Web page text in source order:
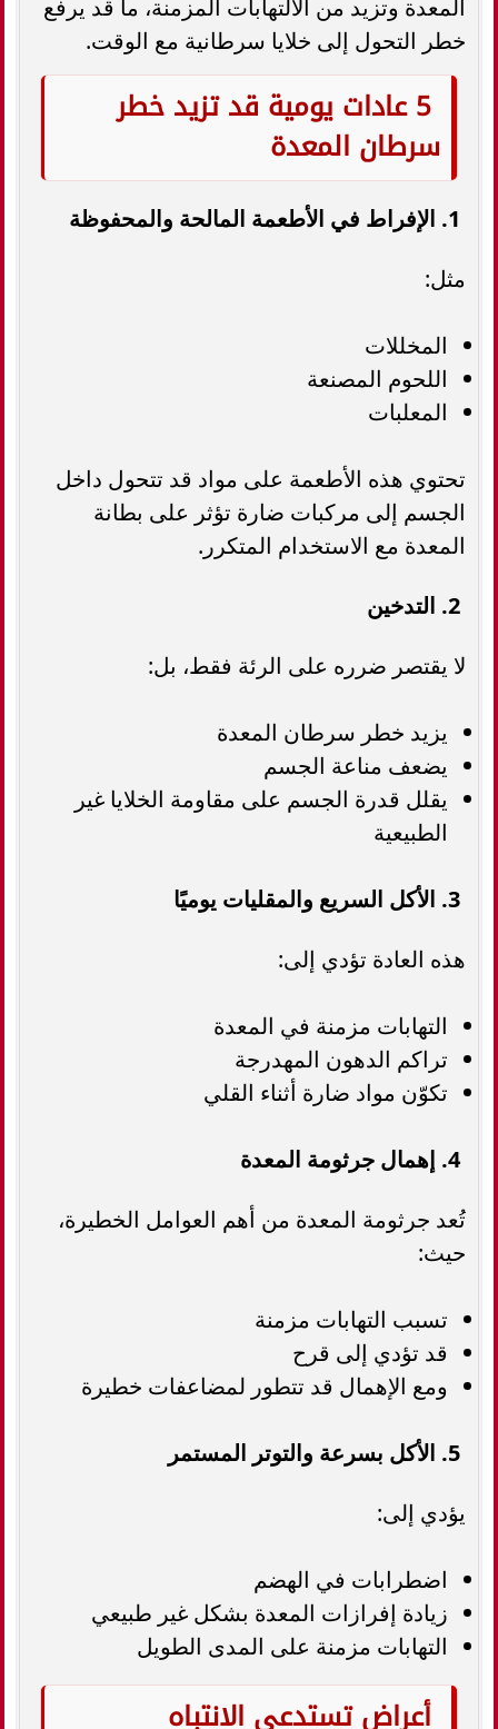
المعدة وتزيد من الالتهابات المزمنة، ما قد يرفع
خطر التحول إلى خلايا سرطانية مع الوقت.
5 عادات يومية قد تزيد خطر
سرطان المعدة
مثل:
المخللات
اللحوم المصنعة
المعلبات
تحتوي هذه الأطعمة على مواد قد تتحول داخل
الجسم إلى مركبات ضارة تؤثر على بطانة
المعدة مع الاستخدام المتكرر.
لا يقتصر ضرره على الرئة فقط، بل:
يزيد خطر سرطان المعدة
يضعف مناعة الجسم
يقلل قدرة الجسم على مقاومة الخلايا غير
الطبيعية
هذه العادة تؤدي إلى:
التهابات مزمنة في المعدة
تراكم الدهون المهدرجة
تكوّن مواد ضارة أثناء القلي
تُعد جرثومة المعدة من أهم العوامل الخطيرة،
حيث:
تسبب التهابات مزمنة
قد تؤدي إلى قرح
ومع الإهمال قد تتطور لمضاعفات خطيرة
يؤدي إلى:
اضطرابات في الهضم
زيادة إفرازات المعدة بشكل غير طبيعي
التهابات مزمنة على المدى الطويل
أعراض تستدعي الانتباه